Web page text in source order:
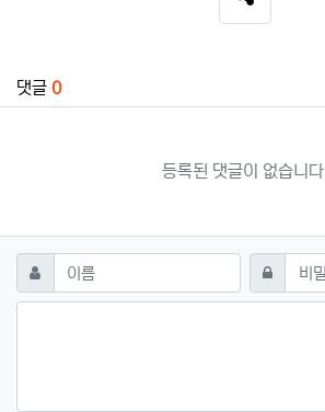
SNS 공유
댓글 0
등록된 댓글이 없습니
댓글쓰기
이름 필수 비밀번호